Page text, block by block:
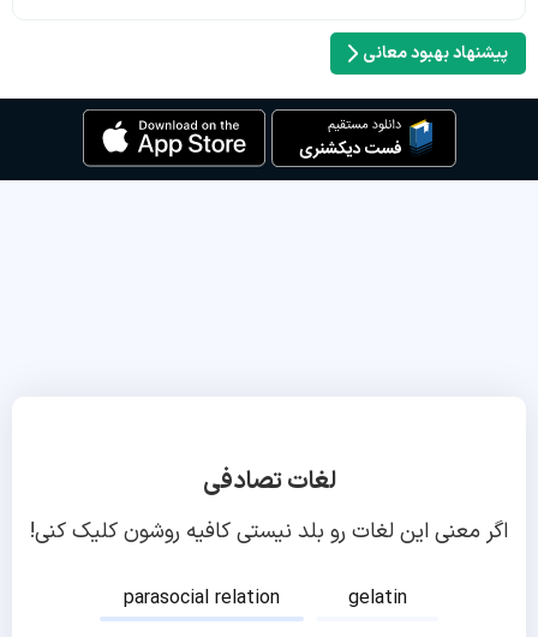
پیشنهاد بهبود معانی
لغات تصادفی
اگر معنی این لغات رو بلد نیستی کافیه روشون کلیک کنی!
parasocial relation
gelatin